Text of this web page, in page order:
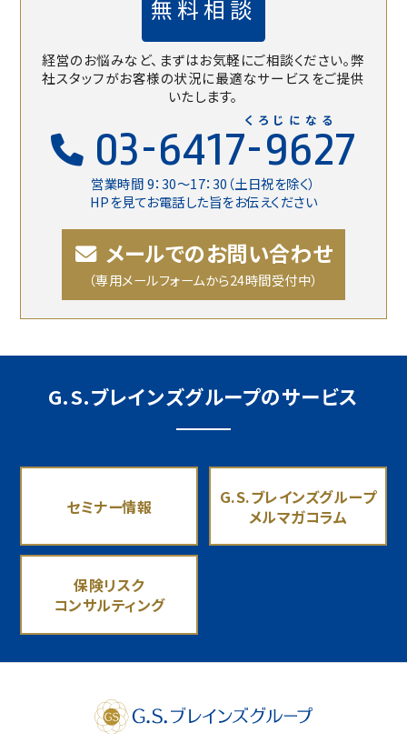
無料相談
経営のお悩みなど、まずはお気軽にご相談ください。弊
社スタッフがお客様の状況に最適なサービスをご提供
いたします。
03-6417-9627
営業時間 9：30〜17：30（土日祝を除く）
HPを見てお電話した旨をお伝えください
くろじになる
メールでのお問い合わせ
（専用メールフォームから24時間受付中）
G.S.ブレインズグループのサービス
セミナー情報
G.S.ブレインズグループ
メルマガコラム
保険リスク
コンサルティング